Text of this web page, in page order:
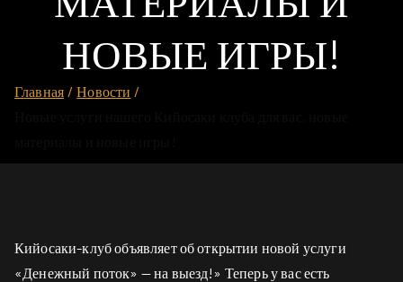
НОВЫЕ ИГРЫ!
Главная
Новости
Кийосаки-клуб объявляет об открытии новой услуги
«Денежный поток» — на выезд!» Теперь у вас есть